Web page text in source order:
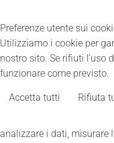
Preferenze utente sui
Utilizziamo i cookie per
nostro sito. Se rifiuti l’uso
funzionare come previsto.
Accetta tutti Rifiuta
analizzare i dati, misurare